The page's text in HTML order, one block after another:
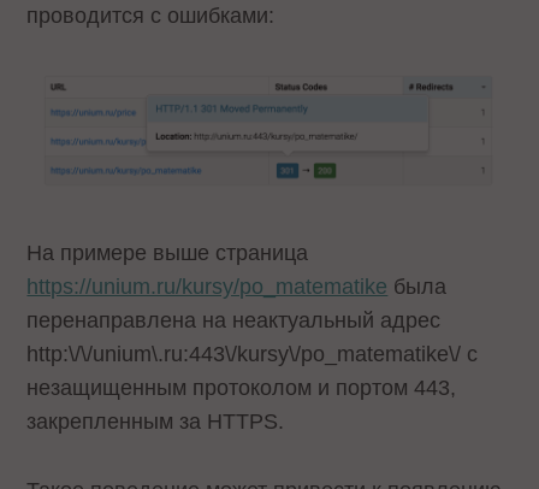
проводится с ошибками:
На примере выше страница
https://unium.ru/kursy/po_matematike была
перенаправлена на неактуальный адрес
http:\/\/unium\.ru:443\/kursy\/po_matematike\/ с
незащищенным протоколом и портом 443,
закрепленным за HTTPS.